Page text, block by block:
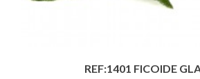
REF:1401 FICOIDE